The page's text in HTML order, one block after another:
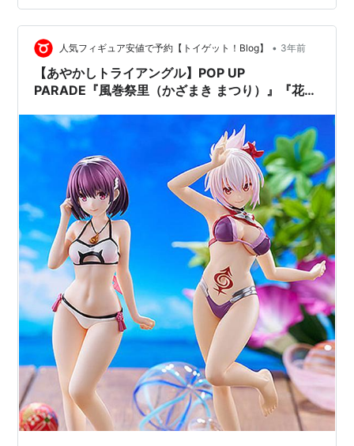
えて警戒すべきところにも思えますが そのあたりはあま
り気にしていない様子？むしろルーシーよりもBパートで
の祭里への急接近とアピールを目の当たりにして 恋緒に
対してはかなりの警戒心がアップした模様。すずと恋緒
のバトルも楽しくなりそうですが…
人気フィギュア安値で予約【トイゲット！Blog】 • 3年前
【あやかしトライアングル】POP UP
PARADE『風巻祭里（かざまき まつり）』『花奏
ルカンパニー】より2024年5月発売予定♪